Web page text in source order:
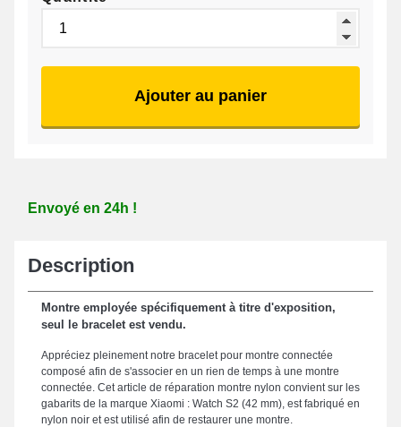
Ajouter au panier
Envoyé en 24h !
Description
Montre employée spécifiquement à titre d'exposition,
seul le bracelet est vendu.
Appréciez pleinement notre bracelet pour montre connectée
composé afin de s'associer en un rien de temps à une montre
connectée. Cet article de réparation montre nylon convient sur les
gabarits de la marque Xiaomi : Watch S2 (42 mm), est fabriqué en
nylon noir et est utilisé afin de restaurer une montre.